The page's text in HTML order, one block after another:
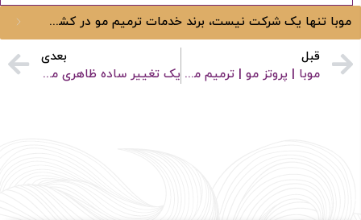
موبا تنها یک شرکت نیست، برند خدمات ترمیم مو در کشور است
قبل
موبا | پروتز مو | ترمیم مو | جهان قلمرو زیبایی توست
بعدی
یک تغییر ساده ظاهری می تونه نقطه شروع خوبی باشه
ورود / ثبت نام
با شماره موبایل